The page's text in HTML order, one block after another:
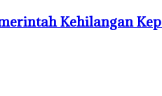
Kehilangan